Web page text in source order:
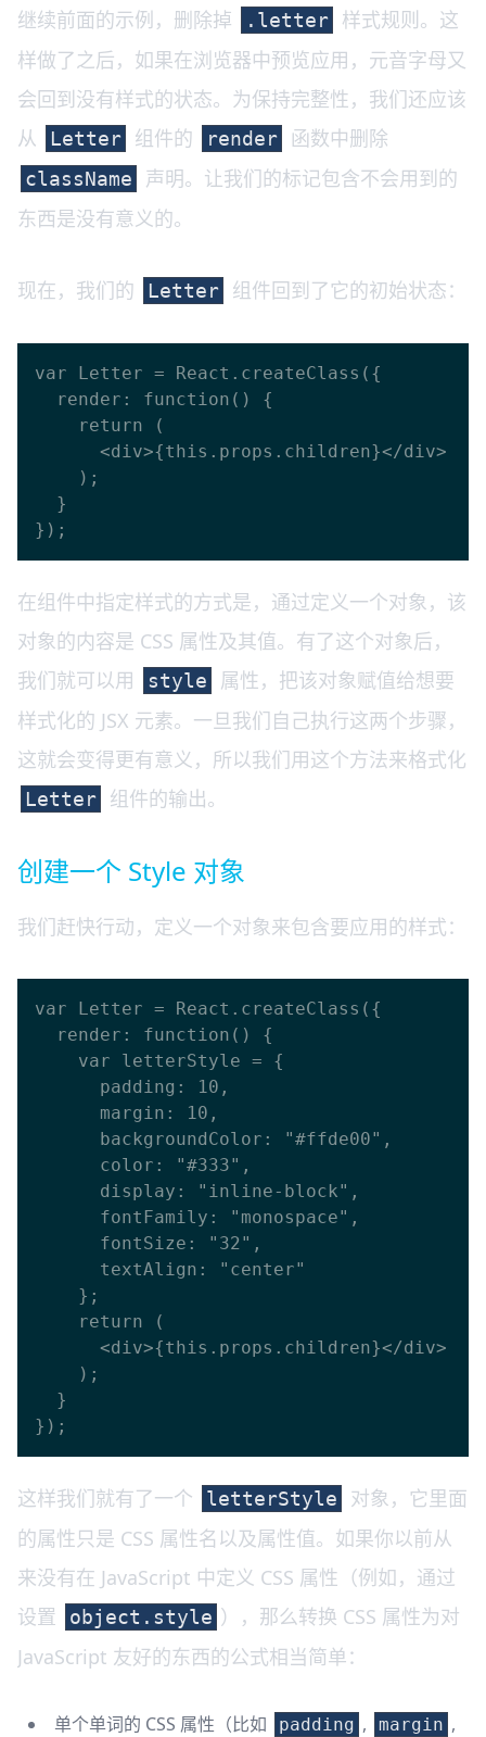
继续前面的示例，删除掉 .letter
样式规则。这
样做了之后，如果在浏览器中预览应用，元音字母又
会回到没有样式的状态。为保持完整性，我们还应该
从
Letter 组件的 render 函数中删除
className
声明。让我们的标记包含不会用到的
东西是没有意义的。
现在，我们的 Letter 组件回到了它的初始状态：
var Letter = React.createClass({
在组件中指定样式的方式是，通过定义一个对象，该
对象的内容是 CSS 属性及其值。有了这个对象后，
我们就可以用
style
属性，把该对象赋值给想要
样式化的 JSX 元素。一旦我们自己执行这两个步骤，
这就会变得更有意义，所以我们用这个方法来格式化
Letter 组件的输出。
创建一个 Style 对象
我们赶快行动，定义一个对象来包含要应用的样式：
var Letter = React.createClass({
这样我们就有了一个 letterStyle
对象，它里面
的属性只是 CSS 属性名以及属性值。如果你以前从
来没有在 JavaScript 中定义 CSS 属性（例如，通过
设置
object.style ），那么转换 CSS 属性为对
JavaScript 友好的东西的公式相当简单：
单个单词的 CSS 属性（比如 padding , margin ,